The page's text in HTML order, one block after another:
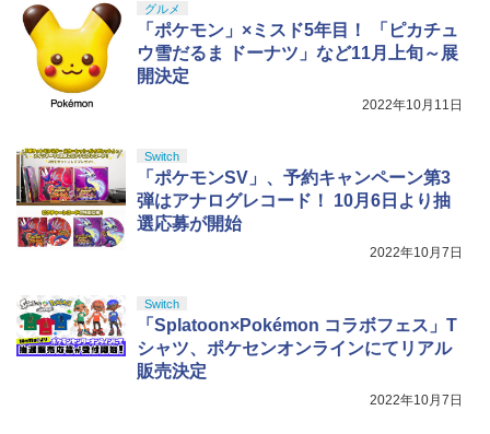
5
『映画 ラブライブ！蓮ノ空女学院スクー
ルアイドルクラブ Bloom Garden Part
y』Blu-ray（特装限定版）
グルメ
「ポケモン」×ミスド5年目！ 「ピカチュ
ウ雪だるま ドーナツ」など11月上旬～展
開決定
2022年10月11日
Switch
「ポケモンSV」、予約キャンペーン第3
弾はアナログレコード！ 10月6日より抽
選応募が開始
2022年10月7日
Switch
「Splatoon×Pokémon コラボフェス」T
シャツ、ポケセンオンラインにてリアル
販売決定
2022年10月7日